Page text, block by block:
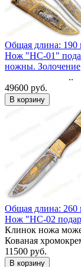
Общая длина: 190
Нож "НС-01"
ножны. Золочение
..
49600 руб.
Общая длина: 260
Нож "НС-02
Клинок ножа
Кованая
11500 руб.